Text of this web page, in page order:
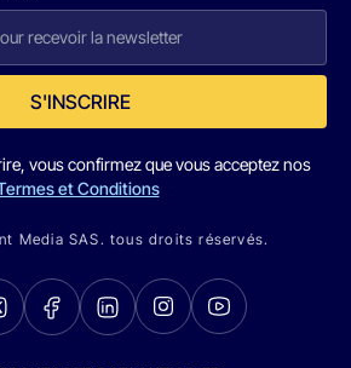
S'INSCRIRE
vous confirmez que vous acceptez nos
et Conditions
Media SAS. tous droits réservés.